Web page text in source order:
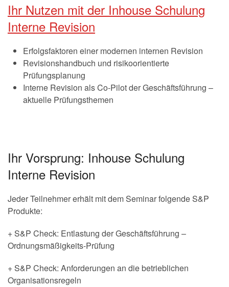
Ihr Nutzen mit der Inhouse Schulung
Interne Revision
Erfolgsfaktoren einer modernen internen Revision
Revisionshandbuch und risikoorientierte
Prüfungsplanung
Interne Revision als Co-Pilot der Geschäftsführung –
aktuelle Prüfungsthemen
Ihr Vorsprung: Inhouse Schulung
Interne Revision
Jeder Teilnehmer erhält mit dem Seminar folgende S&P
Produkte:
+ S&P Check: Entlastung der Geschäftsführung –
Ordnungsmäßigkeits-Prüfung
+ S&P Check: Anforderungen an die betrieblichen
Organisationsregeln